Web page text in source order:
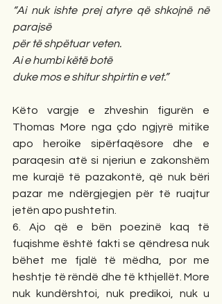
“Ai nuk ishte prej atyre që shkojnë në
parajsë
për të shpëtuar veten.
Ai e humbi këtë botë
duke mos e shitur shpirtin e vet.”
Këto vargje e zhveshin figurën e
Thomas More nga çdo ngjyrë mitike
apo heroike sipërfaqësore dhe e
paraqesin atë si njeriun e zakonshëm
me kurajë të pazakontë, që nuk bëri
pazar me ndërgjegjen për të ruajtur
jetën apo pushtetin.
6. Ajo që e bën poezinë kaq të
fuqishme është fakti se qëndresa nuk
bëhet me fjalë të mëdha, por me
heshtje të rëndë dhe të kthjellët. More
nuk kundërshtoi, nuk predikoi, nuk u